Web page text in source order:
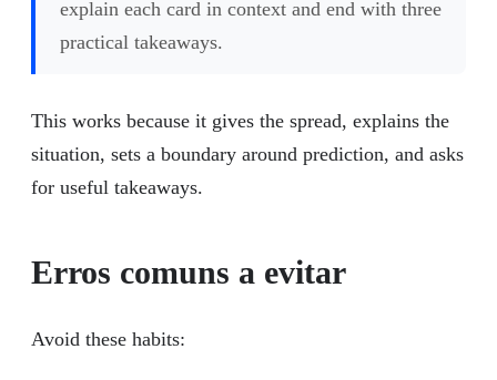
explain each card in context and end with three
practical takeaways.
This works because it gives the spread, explains the
situation, sets a boundary around prediction, and asks
for useful takeaways.
Erros comuns a evitar
Avoid these habits: